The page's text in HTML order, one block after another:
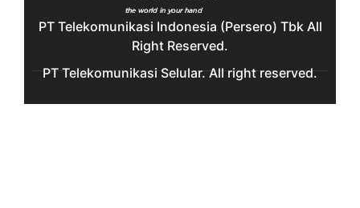
PT Telekomunikasi Indonesia (Persero) Tbk All
Right Reserved.
PT Telekomunikasi Selular. All right reserved.